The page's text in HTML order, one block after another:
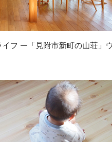
フ ー「見附市新町の山荘」